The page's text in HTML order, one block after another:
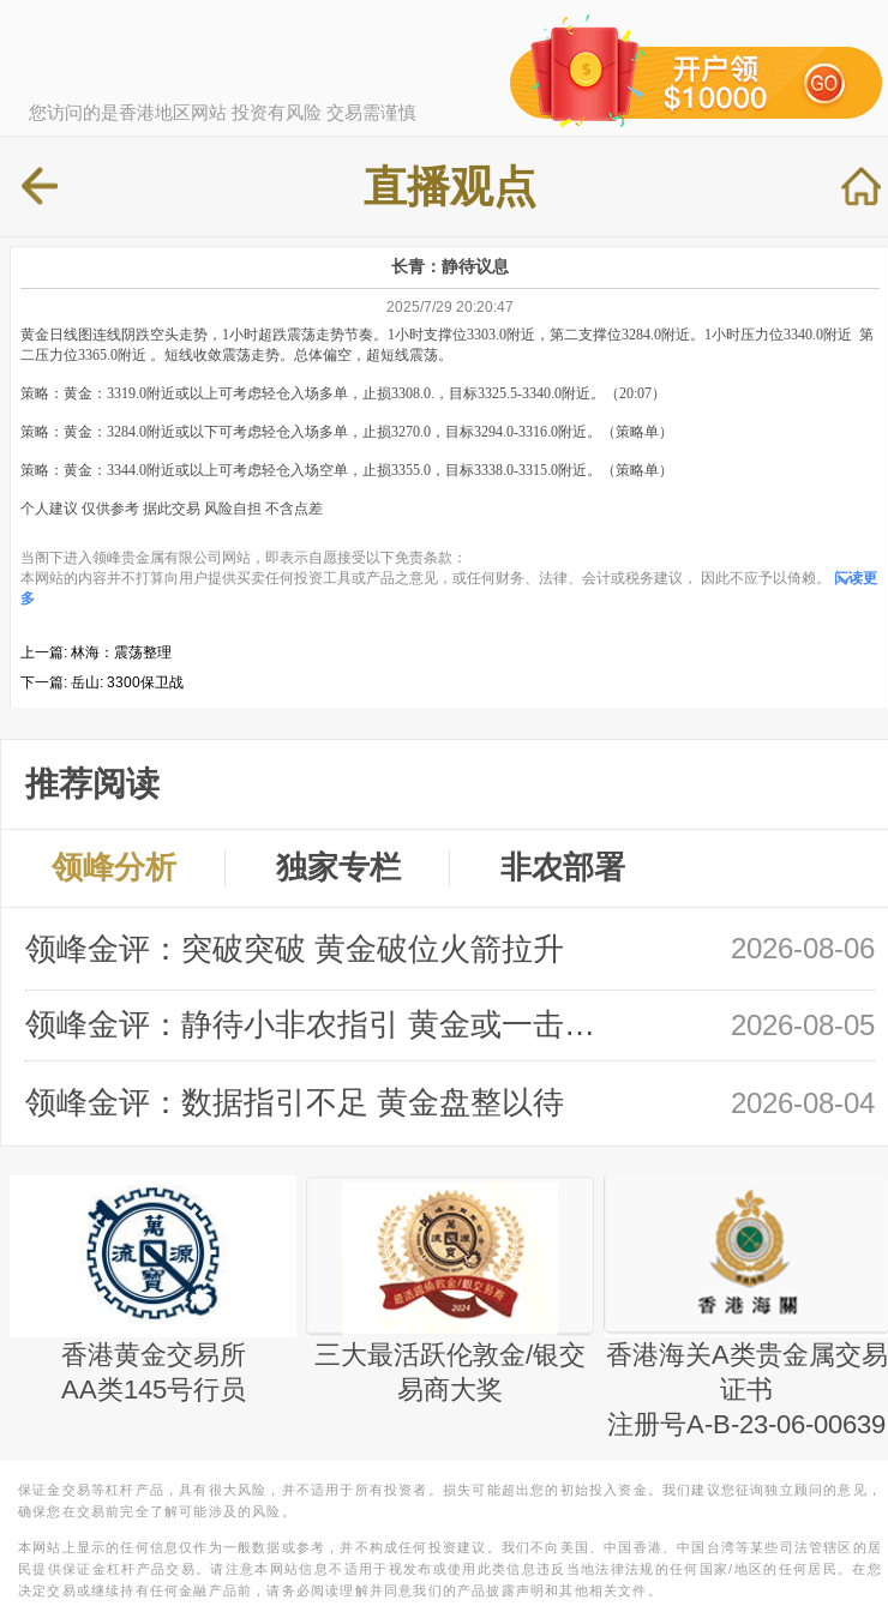
您访问的是香港地区网站 投资有风险 交易需谨慎
直播观点
长青：静待议息
2025/7/29 20:20:47
黄金日线图连线阴跌空头走势，1小时超跌震荡走势节奏。1小时支撑位3303.0附近，第二支撑位3284.0附近。1小时压力位3340.0附近 第
二压力位3365.0附近 。短线收敛震荡走势。总体偏空，超短线震荡。
策略：黄金：3319.0附近或以上可考虑轻仓入场多单，止损3308.0.，目标3325.5-3340.0附近。（20:07）
策略：黄金：3284.0附近或以下可考虑轻仓入场多单，止损3270.0，目标3294.0-3316.0附近。（策略单）
策略：黄金：3344.0附近或以上可考虑轻仓入场空单，止损3355.0，目标3338.0-3315.0附近。（策略单）
个人建议 仅供参考 据此交易 风险自担 不含点差
当阁下进入领峰贵金属有限公司网站，即表示自愿接受以下免责条款：
本网站的内容并不打算向用户提供买卖任何投资工具或产品之意见，或任何财务、法律、会计或税务建议， 因此不应予以倚赖。
阅读更
多
上一篇: 林海：震荡整理
下一篇: 岳山: 3300保卫战
推荐阅读
领峰分析 独家专栏 非农部署
领峰金评：突破突破 黄金破位火箭拉升 2026-08-06
领峰金评：静待小非农指引 黄金或一击破局 2026-08-05
领峰金评：数据指引不足 黄金盘整以待 2026-08-04
香港黄金交易所
AA类145号行员
三大最活跃伦敦金/银交
易商大奖
香港海关A类贵金属交易
证书
注册号A-B-23-06-00639
保证金交易等杠杆产品，具有很大风险，并不适用于所有投资者。损失可能超出您的初始投入资金。我们建议您征询独立顾问的意见，
确保您在交易前完全了解可能涉及的风险。
本网站上显示的任何信息仅作为一般数据或参考，并不构成任何投资建议。我们不向美国、中国香港、中国台湾等某些司法管辖区的居
民提供保证金杠杆产品交易。请注意本网站信息不适用于视发布或使用此类信息违反当地法律法规的任何国家/地区的任何居民。在您
决定交易或继续持有任何金融产品前，请务必阅读理解并同意我们的产品披露声明和其他相关文件。